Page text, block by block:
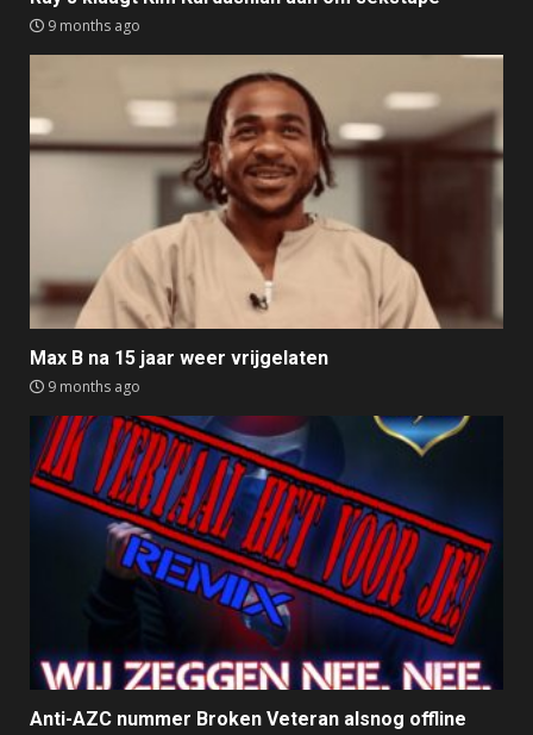
9 months ago
Max B na 15 jaar weer vrijgelaten
9 months ago
Anti-AZC nummer Broken Veteran alsnog offline